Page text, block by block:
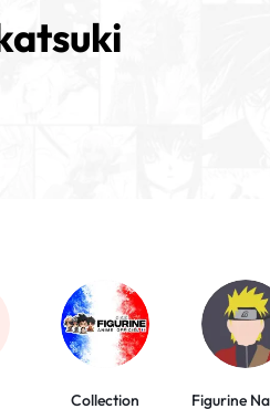
Collection Figurine